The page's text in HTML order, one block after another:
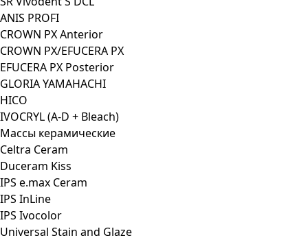
ANIS PROFI
CROWN PX Anterior
CROWN PX/EFUCERA PX
EFUCERA PX Posterior
GLORIA YAMAHACHI
HICO
IVOCRYL (A-D + Bleach)
Массы керамические
Celtra Ceram
Duceram Kiss
IPS e.max Ceram
IPS InLine
IPS Ivocolor
Universal Stain and Glaze